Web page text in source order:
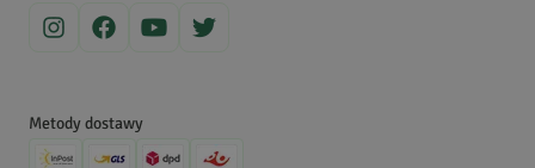
Metody dostawy